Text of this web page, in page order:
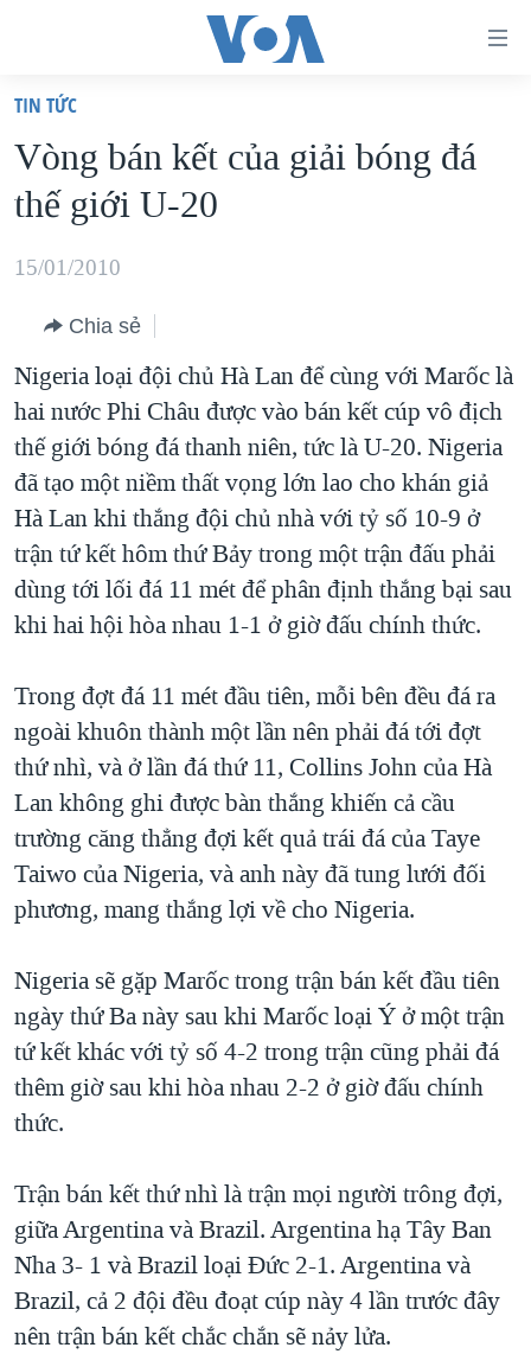
truy
cập
Tới
dung
chính
điều
hướng
chính
Đi
tới
"Tìm"
VIỆT NAM
HOA KỲ
BIỂN ĐÔNG
BLOG
DIỄN ĐÀN
MỤC
TỰ DO BÁO CHÍ
VẠCH TRẦN TIN GIẢ
NGƯỜI VIỆT HẢI NGOẠI
ĐỜI SỐNG
KINH TẾ
KHOA HỌC
SỨC KHOẺ
VĂN HOÁ
THỂ THAO
GIÁO DỤC
CHUYÊN ĐỀ
CHIẾN TRANH THƯƠNG MẠI CỦA MỸ: QUÁ KHỨ VÀ HIỆN
HÀNH TRÌNH BẦU CỬ 2024
MỘT NĂM CHIẾN TRANH TẠI DẢI GAZA
NGÀY TỊ NẠN THẾ GIỚI
TRỊNH VĨNH BÌNH - NGƯỜI HẠ 'BÊN THẮNG CUỘC'
GROUND ZERO – XƯA VÀ NAY
CHI PHÍ CHIẾN TRANH AFGHANISTAN
CÁC GIÁ TRỊ CỘNG HÒA Ở VIỆT NAM
THƯỢNG ĐỈNH TRUMP-KIM TẠI VIỆT NAM
NGƯ DÂN VIỆT VÀ LÀN SÓNG TRỘM HẢI SÂM
BÊN KIA QUỐC LỘ: TIẾNG VỌNG TỪ NÔNG THÔN MỸ
QUAN HỆ VIỆT MỸ
HỌC TIẾNG ANH
VIDEO
NGHE
Ngôn ngữ khác
TIN TỨC
Vòng bán kết của giải bóng đá
thế giới U-20
15/01/2010
Chia sẻ
Nigeria loại đội chủ Hà Lan để cùng với Marốc là
hai nước Phi Châu được vào bán kết cúp vô địch
thế giới bóng đá thanh niên, tức là U-20. Nigeria
đã tạo một niềm thất vọng lớn lao cho khán giả
Hà Lan khi thắng đội chủ nhà với tỷ số 10-9 ở
trận tứ kết hôm thứ Bảy trong một trận đấu phải
dùng tới lối đá 11 mét để phân định thắng bại sau
khi hai hội hòa nhau 1-1 ở giờ đấu chính thức.
Trong đợt đá 11 mét đầu tiên, mỗi bên đều đá ra
ngoài khuôn thành một lần nên phải đá tới đợt
thứ nhì, và ở lần đá thứ 11, Collins John của Hà
Lan không ghi được bàn thắng khiến cả cầu
trường căng thẳng đợi kết quả trái đá của Taye
Taiwo của Nigeria, và anh này đã tung lưới đối
phương, mang thắng lợi về cho Nigeria.
Nigeria sẽ gặp Marốc trong trận bán kết đầu tiên
ngày thứ Ba này sau khi Marốc loại Ý ở một trận
tứ kết khác với tỷ số 4-2 trong trận cũng phải đá
thêm giờ sau khi hòa nhau 2-2 ở giờ đấu chính
thức.
Trận bán kết thứ nhì là trận mọi người trông đợi,
giữa Argentina và Brazil. Argentina hạ Tây Ban
Nha 3- 1 và Brazil loại Đức 2-1. Argentina và
Brazil, cả 2 đội đều đoạt cúp này 4 lần trước đây
nên trận bán kết chắc chắn sẽ nảy lửa.